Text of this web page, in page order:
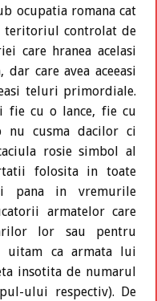
ocupatia romana cat
teritoriul controlat de
care hranea acelasi
care avea aceeasi
teluri primordiale.
fie cu o lance, fie cu
nu cusma dacilor ci
rosie simbol al
folosita in toate
pana in vremurile
armatelor care
lor sau pentru
uitam ca armata lui
insotita de numarul
ului respectiv). De